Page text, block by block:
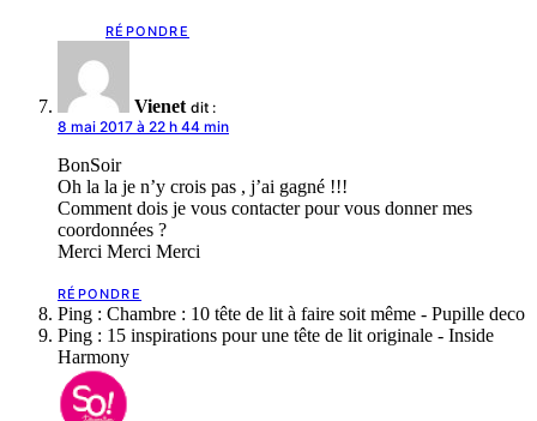
RÉPONDRE
Vienet dit :
8 mai 2017 à 22 h 44 min
BonSoir
Oh la la je n’y crois pas , j’ai gagné !!!
Comment dois je vous contacter pour vous donner mes
coordonnées ?
Merci Merci Merci
RÉPONDRE
Ping : Chambre : 10 tête de lit à faire soit même - Pupille deco
Ping : 15 inspirations pour une tête de lit originale - Inside
Harmony